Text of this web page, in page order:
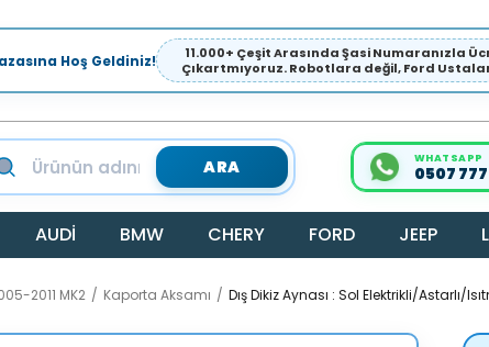
Hoş Geldiniz!
11.000+ Çeşit Arasında Şasi Numaranızla
Çıkartmıyoruz. Robotlara değil, Ford
ARA WHATSAPP
0507
AUDİ BMW CHERY FORD JEEP
2011 MK2 Kaporta Aksamı Dış Dikiz Aynası : Sol Elektrikli/Astarlı/